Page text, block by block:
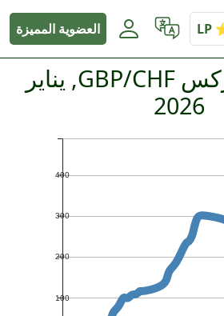
العضوية المميزة
إشارات فوركس GBP/CHF, يناير
2026
100
200
300
400